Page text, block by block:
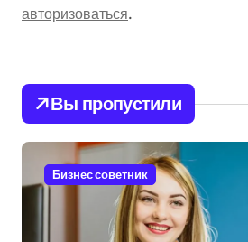
авторизоваться.
Вы пропустили
Бизнес советник